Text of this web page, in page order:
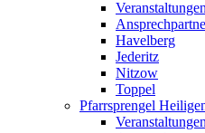
Veranstaltungen
Havelberg
Jederitz
Nitzow
Toppel
Pfarrsprengel
Veranstaltungen